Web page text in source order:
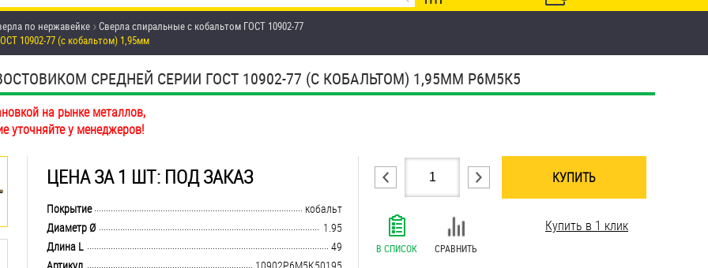
по нержавейке
Сверла спиральные с кобальтом ГОСТ 10902-77
10902-77 (с кобальтом) 1,95мм
СРЕДНЕЙ СЕРИИ ГОСТ 10902-77 (С КОБАЛЬТОМ) 1,95ММ Р6М5К5
на рынке металлов,
уточняйте у менеджеров!
ЦЕНА ЗА 1 ШТ: ПОД ЗАКАЗ
........................................................................................................................................................................................................
Покрытие
кобальт
........................................................................................................................................................................................................
Диаметр Ø
1.95
........................................................................................................................................................................................................
Длина L
49
........................................................................................................................................................................................................
КУПИТЬ
В СПИСОК СРАВНИТЬ
Купить в 1 клик